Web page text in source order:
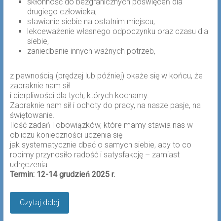
drugiego człowieka,
stawianie siebie na ostatnim miejscu,
lekceważenie własnego odpoczynku oraz czasu dla
siebie,
zaniedbanie innych ważnych potrzeb,
z pewnością (prędzej lub później) okaże się w końcu, że
zabraknie nam sił
i cierpliwości dla tych, których kochamy.
Zabraknie nam sił i ochoty do pracy, na nasze pasje, na
świętowanie.
Ilość zadań i obowiązków, które mamy stawia nas w
obliczu konieczności uczenia się
jak systematycznie dbać o samych siebie, aby to co
robimy przynosiło radość i satysfakcję – zamiast
udręczenia.
Termin: 12-14 grudzień 2025 r.
Czytaj dalej